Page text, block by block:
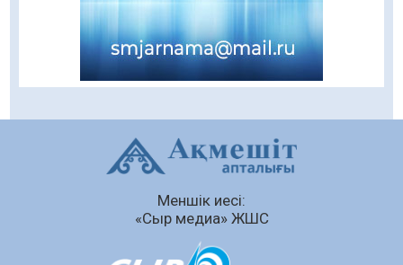
Кенеге қарсы залалсыздандыру жұмыстары
жүргізілуде
07.08.2026
Сыбайлас жемқорлық
ашықтығы мен қолжетімділігін арттыру
Меншік иесі:
«Сыр медиа» ЖШС